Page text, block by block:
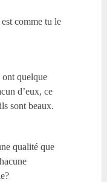
comme tu le
ont quelque
d’eux, ce
sont beaux.
qualité que